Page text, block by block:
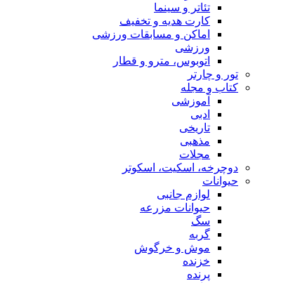
تئاتر و سینما
کارت هدیه و تخفیف
اماکن و مسابقات ورزشی
ورزشی
اتوبوس، مترو و قطار
تور و چارتر
کتاب و مجله
آموزشی
ادبی
تاریخی
مذهبی
مجلات
دوچرخه، اسکیت، اسکوتر
حیوانات
لوازم جانبی
حیوانات مزرعه
سگ
گربه
موش و خرگوش
خزنده
پرنده